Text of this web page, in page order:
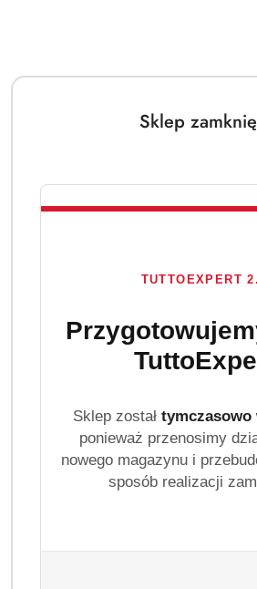
Sklep
TUTTOEXPERT
Sklep został tymczasowo
ponieważ przenosimy
nowego magazynu i
sposób realizacji